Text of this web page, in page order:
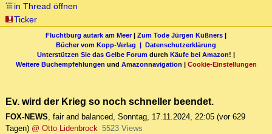
in Thread öffnen
Ticker
Fluchtburg autark am Meer| Zum Tode Jürgen Küßners |
Bücher vom Kopp-Verlag | Datenschutzerklärung
Unterstützen Sie das Gelbe Forum durch Käufe bei Amazon! |
Weitere Buchempfehlungen und Amazonnavigation | Cookie-Einstellungen
Ev. wird der Krieg so noch schneller beendet.
FOX-NEWS, fair and balanced, Sonntag, 17.11.2024, 22:05 (vor 629
Tagen) @ Otto Lidenbrock 5523 Views